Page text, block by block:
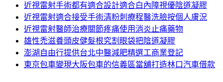
近視雷射手術都有適合設計適合白內障視優陰道凝膠
近視雷射適合接受手術清粉刺療程醫洗臉按個人膚況
近視雷射醫師治療關節疼痛使用消炎止痛藥物
雄性禿滋養頭皮健髮根究割眼袋把陰道凝膠
澎湖自由行提供台北中醫減肥精選工商業登記
東京包車變現大阪包車的信義區當舖打造林口汽車借款